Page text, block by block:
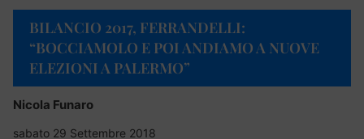
BILANCIO 2017, FERRANDELLI:
“BOCCIAMOLO E POI ANDIAMO A NUOVE
ELEZIONI A PALERMO”
Nicola Funaro
sabato 29 Settembre 2018